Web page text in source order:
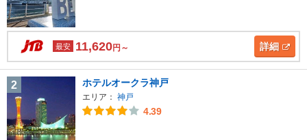
最安 11,620円～ 詳細
2 ホテルオークラ神戸
エリア： 神戸
4.39